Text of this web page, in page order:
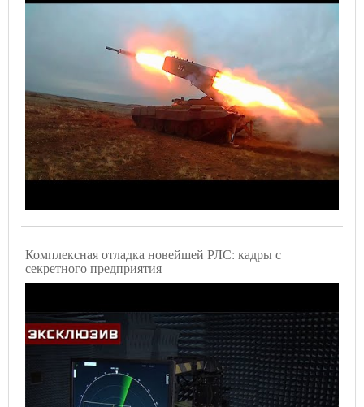
Комплексная отладка новейшей РЛС: кадры с
секретного предприятия